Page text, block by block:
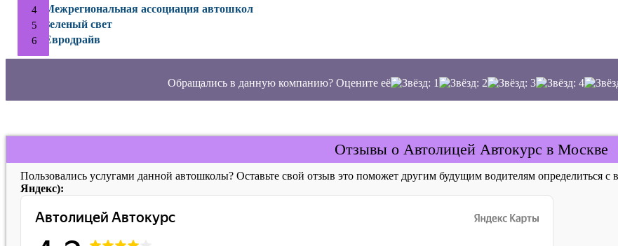
Межрегиональная ассоциация автошкол
Зеленый свет
Евродрайв
Обращались в данную компанию? Оцените её
Отзывы о Автолицей Автокурс в Москве
Пользовались услугами данной автошколы? Оставьте свой отзыв это поможет другим будущим водителям определиться
Яндекс):